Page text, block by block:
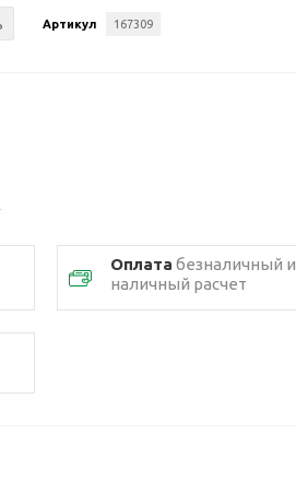
Артикул 167309
Оплата безналичный и
наличный расчет